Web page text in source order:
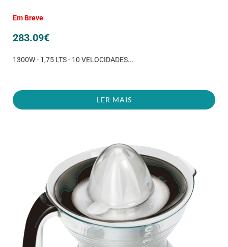
Em Breve
283.09€
1300W - 1,75 LTS - 10 VELOCIDADES...
LER MAIS